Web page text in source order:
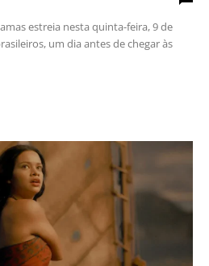
estreia nesta quinta-feira, 9 de
um dia antes de chegar às